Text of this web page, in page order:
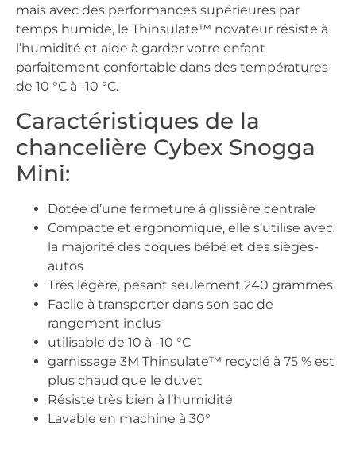
mais avec des performances supérieures par
temps humide, le Thinsulate™ novateur résiste à
l’humidité et aide à garder votre enfant
parfaitement confortable dans des températures
de 10 °C à -10 °C.
Caractéristiques de la
chancelière Cybex Snogga
Mini:
Dotée d’une fermeture à glissière centrale
Compacte et ergonomique, elle s’utilise avec
la majorité des coques bébé et des sièges-
autos
Très légère, pesant seulement 240 grammes
Facile à transporter dans son sac de
rangement inclus
utilisable de 10 à -10 °C
garnissage 3M Thinsulate™ recyclé à 75 % est
plus chaud que le duvet
Résiste très bien à l’humidité
Lavable en machine à 30°